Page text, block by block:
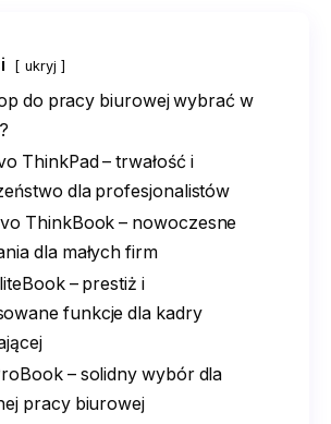
ukryj
do pracy biurowej wybrać w
ThinkPad – trwałość i
dla profesjonalistów
ThinkBook – nowoczesne
dla małych firm
– prestiż i
funkcje dla kadry
– solidny wybór dla
pracy biurowej